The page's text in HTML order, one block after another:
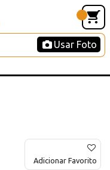
Usar Foto
Adicionar Favorito